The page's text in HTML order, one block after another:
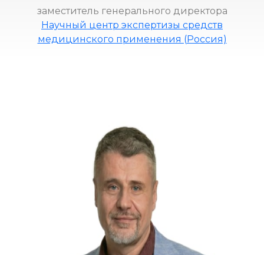
заместитель генерального директора
Научный центр экспертизы средств
медицинского применения (Россия)